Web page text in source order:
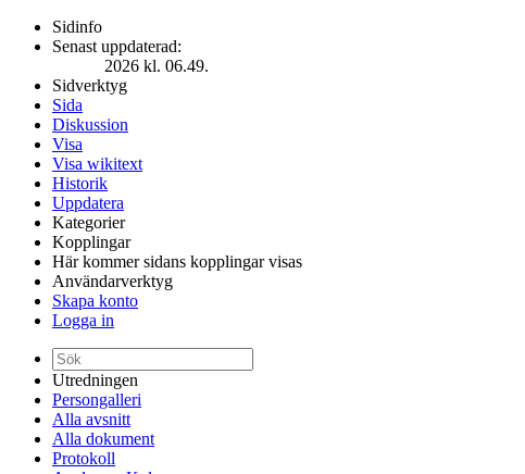
Sidinfo
Senast uppdaterad:
2026 kl. 06.49.
Sidverktyg
Sida
Diskussion
Visa
Visa wikitext
Historik
Uppdatera
Kategorier
Kopplingar
Här kommer sidans kopplingar visas
Användarverktyg
Skapa konto
Logga in
Utredningen
Persongalleri
Alla avsnitt
Alla dokument
Protokoll